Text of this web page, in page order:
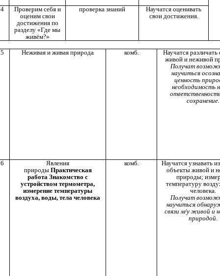
4
Проверим себя и
оценим свои
достижения по
разделу «Где мы
живём?»
проверка знаний
Научатся оценивать
свои достижения.
5 Неживая и живая природа комб.
Научатся
живой и неживой
Получат
научиться
ценность
необходимость
сохранение.
6
Явления
природыПрактическая
работа Знакомство с
устройством термометра,
измерение температуры
воздуха, воды, тела человека
комб.
Научатся узнавать
объекты живой и
природы;
температуру
человека.
Получат
научиться
связи м/у живой и
природой.